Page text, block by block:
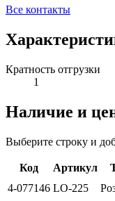
Все контакты
Кратность отгрузки
1
Наличие и
Выберите строку и
Код Артикул
4-077146 LO-225